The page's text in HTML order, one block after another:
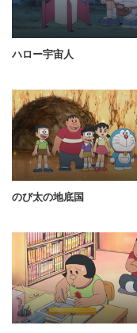
ハロー宇宙人
のび太の地底国